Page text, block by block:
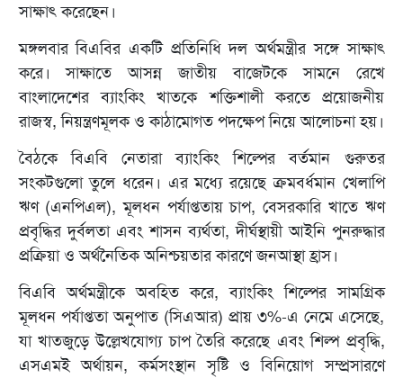
সাক্ষাৎ করেছেন।
মঙ্গলবার বিএবির একটি প্রতিনিধি দল অর্থমন্ত্রীর সঙ্গে সাক্ষাৎ
করে। সাক্ষাতে আসন্ন জাতীয় বাজেটকে সামনে রেখে
বাংলাদেশের ব্যাংকিং খাতকে শক্তিশালী করতে প্রয়োজনীয়
রাজস্ব, নিয়ন্ত্রণমূলক ও কাঠামোগত পদক্ষেপ নিয়ে আলোচনা হয়।
বৈঠকে বিএবি নেতারা ব্যাংকিং শিল্পের বর্তমান গুরুতর
সংকটগুলো তুলে ধরেন। এর মধ্যে রয়েছে ক্রমবর্ধমান খেলাপি
ঋণ (এনপিএল), মূলধন পর্যাপ্ততায় চাপ, বেসরকারি খাতে ঋণ
প্রবৃদ্ধির দুর্বলতা এবং শাসন ব্যর্থতা, দীর্ঘস্থায়ী আইনি পুনরুদ্ধার
প্রক্রিয়া ও অর্থনৈতিক অনিশ্চয়তার কারণে জনআস্থা হ্রাস।
বিএবি অর্থমন্ত্রীকে অবহিত করে, ব্যাংকিং শিল্পের সামগ্রিক
মূলধন পর্যাপ্ততা অনুপাত (সিএআর) প্রায় ৩%-এ নেমে এসেছে,
যা খাতজুড়ে উল্লেখযোগ্য চাপ তৈরি করেছে এবং শিল্প প্রবৃদ্ধি,
এসএমই অর্থায়ন, কর্মসংস্থান সৃষ্টি ও বিনিয়োগ সম্প্রসারণে